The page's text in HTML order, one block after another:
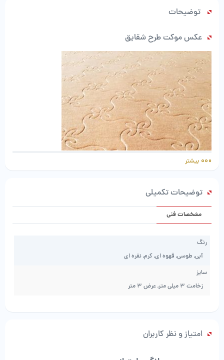
توضیحات
عکس موکت طرح شقایق
صبا موکت طرح شقایق
بیشتر
توضیحات تکمیلی
مشخصات فنی
رنگ
آبی, طوسی, قهوه ای, کرم, نقره ای
سایز
زخامت 3 میلی متر, عرض 3 متر
امتیاز و نظر کاربران